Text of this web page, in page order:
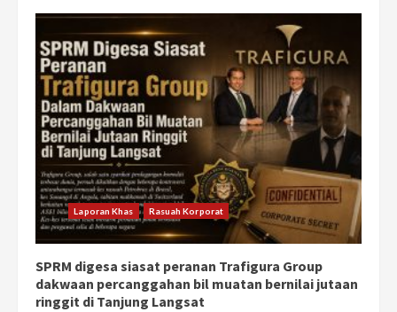
Laporan Khas Rasuah Korporat
SPRM digesa siasat peranan Trafigura Group
dakwaan percanggahan bil muatan bernilai jutaan
ringgit di Tanjung Langsat